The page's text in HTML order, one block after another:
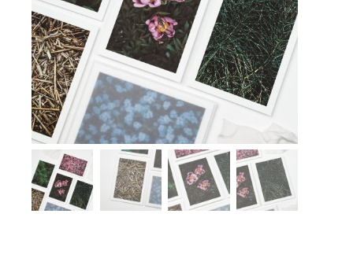
kontaktai
Instagram
krepšelis
0